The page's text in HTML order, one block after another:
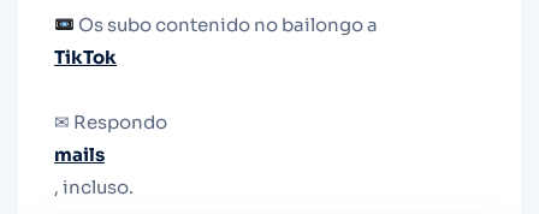
Os subo contenido no bailongo a
TikTok
✉ Respondo
mails
, incluso.